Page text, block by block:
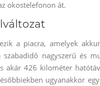
okostelefonon át.
a piacra, amelyek
nagyszerű és
akár 426 kilométer
ugyanakkor